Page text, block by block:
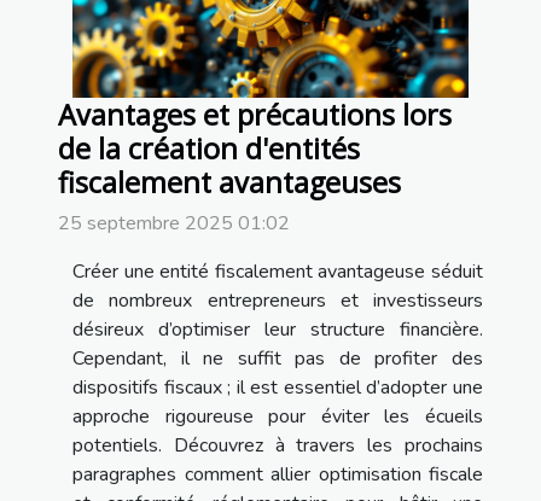
Avantages et précautions lors
de la création d'entités
fiscalement avantageuses
25 septembre 2025 01:02
Créer une entité fiscalement avantageuse séduit
de nombreux entrepreneurs et investisseurs
désireux d’optimiser leur structure financière.
Cependant, il ne suffit pas de profiter des
dispositifs fiscaux ; il est essentiel d’adopter une
approche rigoureuse pour éviter les écueils
potentiels. Découvrez à travers les prochains
paragraphes comment allier optimisation fiscale